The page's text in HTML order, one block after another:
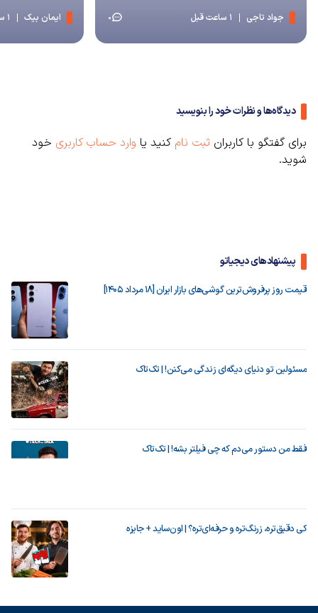
جواد تاجی 1 ساعت قبل 0 ایمان بیک 1 ساعت قبل
دیدگاه‌ها و نظرات خود را بنویسید
برای گفتگو با کاربران ثبت نام کنید یا وارد حساب کاربری خود
شوید.
پیشنهادهای دیجیاتو
قیمت روز پرفروش‌ترین گوشی‌های بازار ایران [18 مرداد 1405]
مسئولین تو دنیای دیگه‌ای زندگی می‌کنن! | تک‌تاک
فقط من دستور می‌دم که چی فیلتر بشه! | تک‌تاک
کی دقیق‌تره، زرنگ‌تره و حرفه‌ای‌تره؟ | اون‌ساید + جایزه